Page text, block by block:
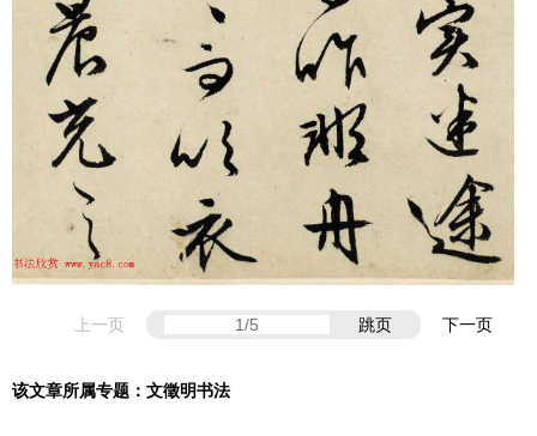
上一页 跳页 下一页
该文章所属专题： 文徵明书法